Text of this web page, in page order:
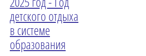
детского отдыха
в системе
образования